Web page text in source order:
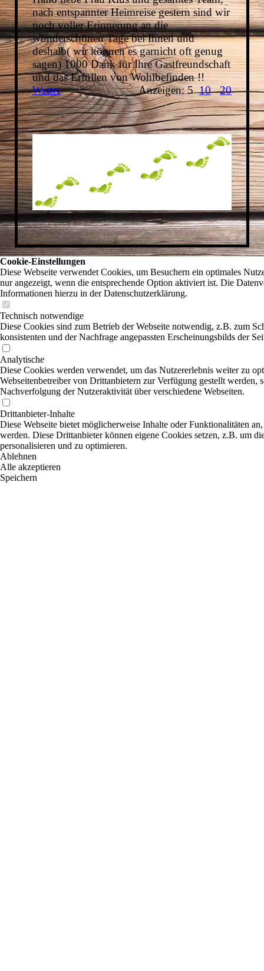
nach entspannter Heimreise gestern sind wir
noch voller Erinnerung an die
wunderschönen Tage bei Ihnen und
deshalb( wir können es garnicht oft genug
sagen) 1000 Dank für Ihre Gastfreundschaft
und das Erfüllen von Wohlbefinden !!
Weiter
Anzeigen: 510 20
Cookie-Einstellungen
Diese Webseite verwendet Cookies, um Besuchern ein optimales
nur angezeigt, wenn die entsprechende Option aktiviert ist. Die
Informationen hierzu in der Datenschutzerklärung.
Technisch notwendige
Diese Cookies sind zum Betrieb der Webseite notwendig, z.B. zum
konsistenten und der Nachfrage angepassten Erscheinungsbilds der
Analytische
Diese Cookies werden verwendet, um das Nutzererlebnis weiter zu
Webseitenbetreiber von Drittanbietern zur Verfügung gestellt
Nachverfolgung der Nutzeraktivität über verschiedene Webseiten.
Drittanbieter-Inhalte
Diese Webseite bietet möglicherweise Inhalte oder Funktionalitäten
werden. Diese Drittanbieter können eigene Cookies setzen, z.B. um
personalisieren und zu optimieren.
Ablehnen
Alle akzeptieren
Speichern